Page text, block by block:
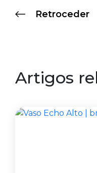
Retroceder
Artigos